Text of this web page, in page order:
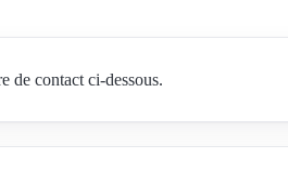
contact ci-dessous.